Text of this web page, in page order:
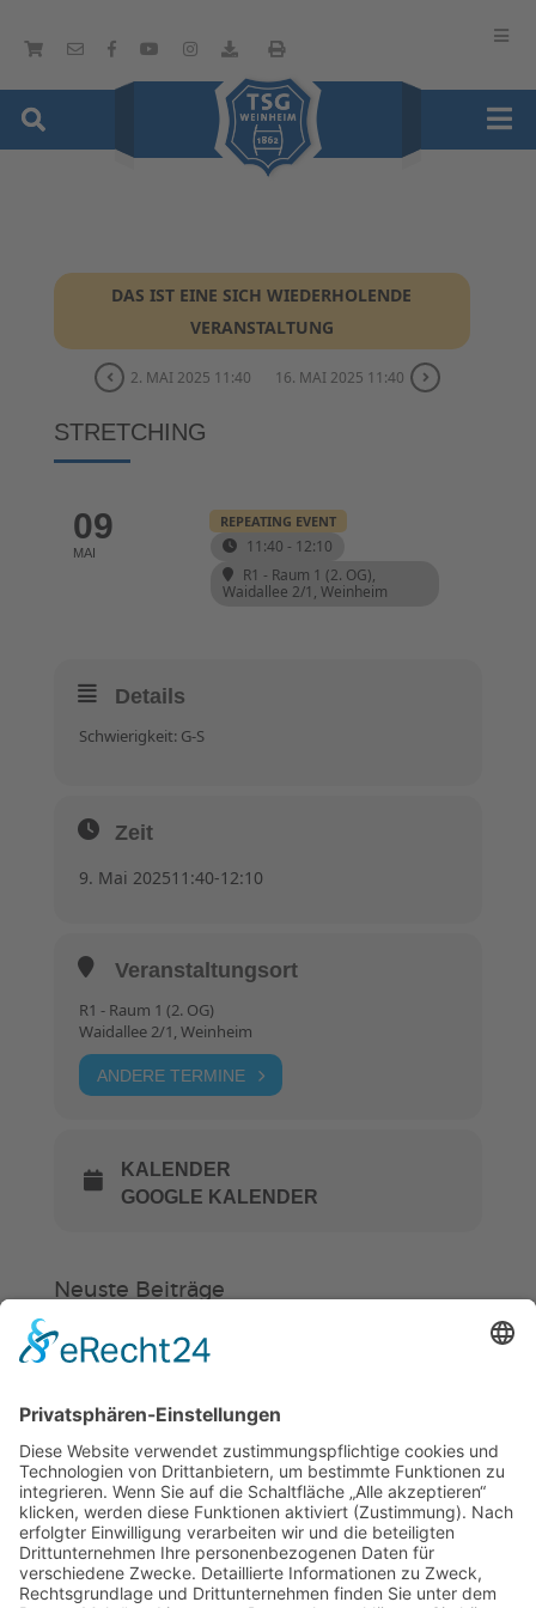
DAS IST EINE SICH WIEDERHOLENDE
VERANSTALTUNG
2. MAI 2025 11:40 16. MAI 2025 11:40
STRETCHING
09
MAI
REPEATING EVENT
11:40 - 12:10
R1 - Raum 1 (2. OG),
Waidallee 2/1, Weinheim
Details
Schwierigkeit: G-S
Zeit
9. Mai 202511:40-12:10
Veranstaltungsort
R1 - Raum 1 (2. OG)
Waidallee 2/1, Weinheim
ANDERE TERMINE
KALENDER
GOOGLE KALENDER
Neuste Beiträge
Verein
Schwimmabzeichen“
Sommercamps: Fußball, Tanz oder
Hockey